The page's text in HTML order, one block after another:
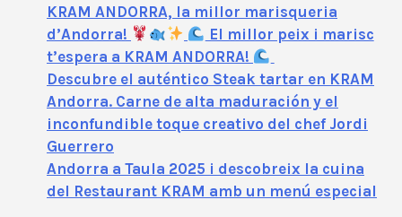
KRAM ANDORRA, la millor marisqueria
d’Andorra!
El millor peix i marisc
t’espera a KRAM ANDORRA!
Descubre el auténtico Steak tartar en KRAM
Andorra. Carne de alta maduración y el
inconfundible toque creativo del chef Jordi
Guerrero
Andorra a Taula 2025 i descobreix la cuina
del Restaurant KRAM amb un menú especial